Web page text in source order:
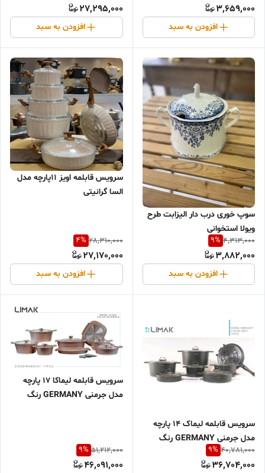
3,659,000
افزودن به سبد
27,295,000
افزودن به سبد
سوپ خورى درب دار اليزابت طرح
ویولا استخوانى
4,313,000
9%
3,882,000
افزودن به سبد
سرویس قابلمه اویز ۱۱پارچه مدل
السا گرانیتی
28,310,000
4%
27,170,000
افزودن به سبد
سرویس قابلمه لیماک 14 پارچه
مدل جرمنی GERMANY رنگ
خاکستری
40,781,000
9%
36,704,000
سرویس قابلمه لیماکا 17 پارچه
مدل جرمنی GERMANY رنگ
51,212,000
9%
46,091,000